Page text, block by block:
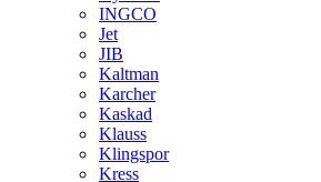
INGCO
Jet
JIB
Kaltman
Karcher
Kaskad
Klauss
Klingspor
Kress